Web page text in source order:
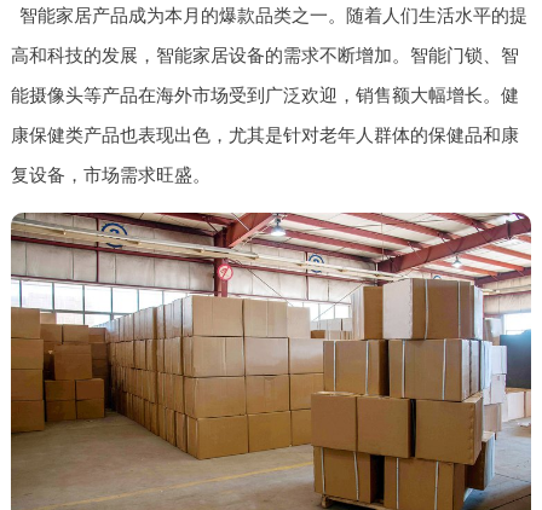
智能家居产品成为本月的爆款品类之一。随着人们生活水平的提
高和科技的发展，智能家居设备的需求不断增加。智能门锁、智
能摄像头等产品在海外市场受到广泛欢迎，销售额大幅增长。健
康保健类产品也表现出色，尤其是针对老年人群体的保健品和康
复设备，市场需求旺盛。